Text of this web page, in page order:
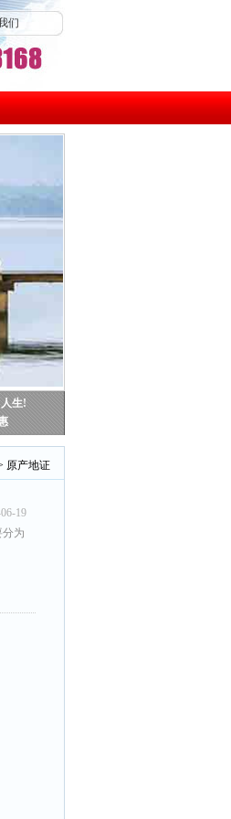
们
生!
原产地证
19
为